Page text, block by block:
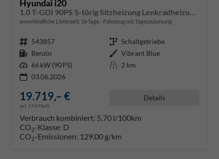
Hyundai i20
unverbindliche Lieferzeit: 16 Tage Fahrzeug mit Tageszulassung
Fahrzeugnr. 543857 Getriebe Schaltgetriebe
Kraftstoff Benzin Außenfarbe Vibrant Blue
Leistung 66 kW (90 PS) Kilometerstand 2 km
03.06.2026
19.719,– €
incl. 19% MwSt.
Details
Verbrauch kombiniert: 5,70 l/100km
CO2-Klasse: D
CO2-Emissionen: 129,00 g/km